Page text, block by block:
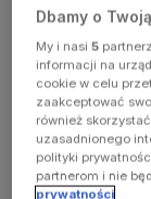
AUDYCJE
Dbamy o
My i nasi5
informacji na
cookie w celu
zaakceptować
również
uzasadnionego
polityki
partnerom i nie
prywatności